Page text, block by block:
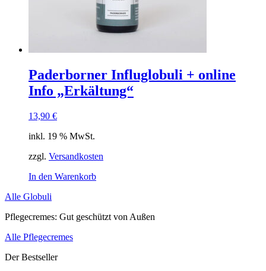
Paderborner Influglobuli + online
Info „Erkältung“
13,90 €
inkl. 19 % MwSt.
zzgl. Versandkosten
In den Warenkorb
Alle Globuli
Pflegecremes: Gut geschützt von Außen
Alle Pflegecremes
Der Bestseller